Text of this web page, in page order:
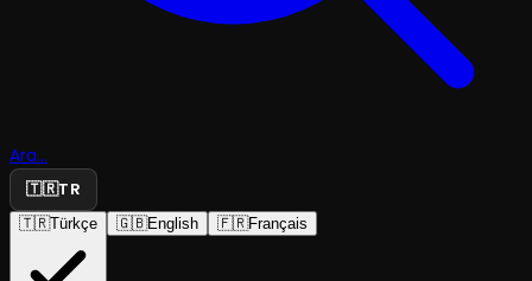
Ara...
🇹🇷TR
🇹🇷Türkçe 🇬🇧English 🇫🇷Français